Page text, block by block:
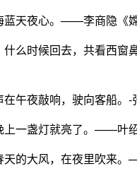
蓝天夜心。——李商隐《嫦
什么时候回去，共看西
午夜敲响，驶向客船。
一盏灯就亮了。——叶
天的大风，在夜里吹来